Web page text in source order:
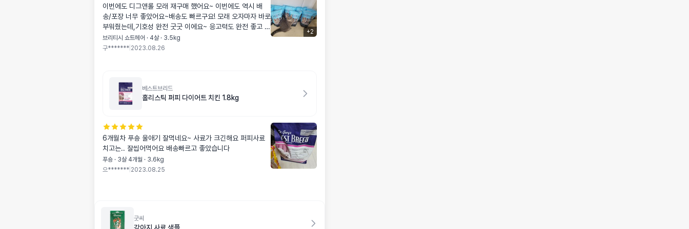
이번에도 디그앤롤 모래 재구매 했어요~ 이번에도 역시 배
송/포장 너무 좋았어요~배송도 빠르구요! 모래 오자마자 바로
부워줬는데,기호성 완전 굿굿 이에요~ 응고력도 완전 좋고 먼
지도 않나요~그래서 이번에 모래 왕창 구매했어요~ 언제나
디그앤롤 모래 강추합니다~
브리티시 쇼트헤어 · 4살 · 3.5kg
구******* 2023.08.26
+2
베스트브리드
홀리스틱 퍼피 다이어트 치킨 1.8kg
6개월차 푸숑 울애기 잘먹네요~ 사료가 크긴해요 퍼피사료
치고는.. 잘씹어먹어요 배송빠르고 좋았습니다
푸숑 · 3살 4개월 · 3.6kg
으******* 2023.08.25
굿씨